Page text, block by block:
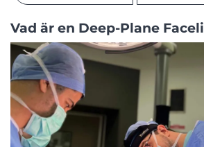
Vad är en Deep-Plane